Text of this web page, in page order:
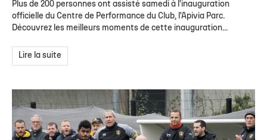
Plus de 200 personnes ont assisté samedi à l'inauguration
officielle du Centre de Performance du Club, l'Apivia Parc.
Découvrez les meilleurs moments de cette inauguration...
Lire la suite